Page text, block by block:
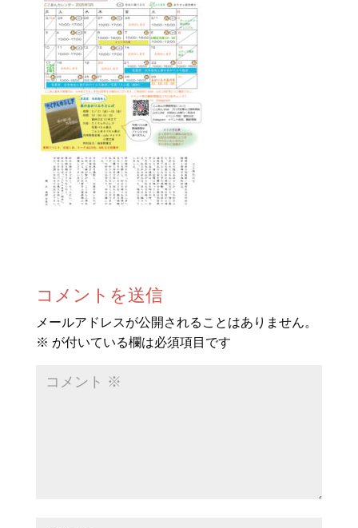
コメントを送信
メールアドレスが公開されることはありません。
※ が付いている欄は必須項目です